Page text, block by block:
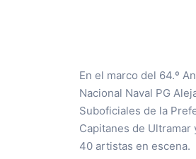
En el marco del 64.º
Nacional Naval PG
Suboficiales de la
Capitanes de Ultramar
40 artistas en escena.